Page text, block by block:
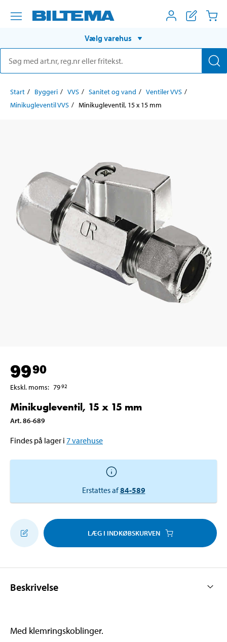
Vælg varehus
Start Byggeri VVS Sanitet og vand
Ventiler VVS
Minikugleventil VVS
Minikugleventil, 15 x 15 mm
9990
Ekskl. moms: 7992
Minikugleventil, 15 x 15 mm
Art.86-689
Findes på lager i 7varehuse
Erstattes af84-589
LÆG I INDKØBSKURVEN
Beskrivelse
Med klemringskoblinger.